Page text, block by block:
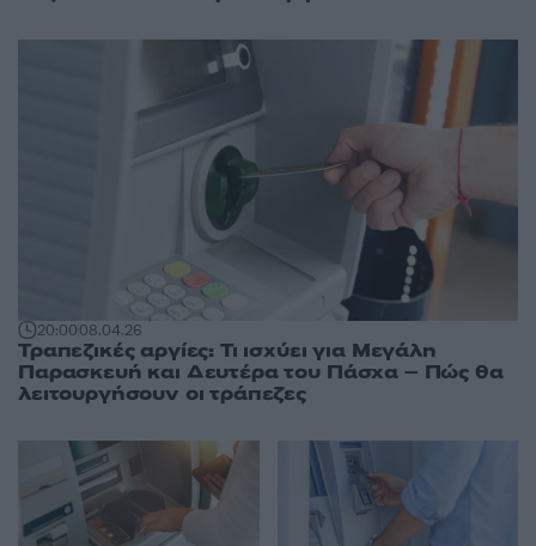
20:0008.04.26
Τραπεζικές αργίες: Τι ισχύει για Μεγάλη
Παρασκευή και Δευτέρα του Πάσχα – Πώς θα
λειτουργήσουν οι τράπεζες